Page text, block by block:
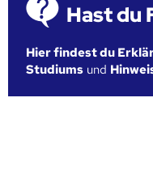
Hast du
Hier findest du
Studiums und